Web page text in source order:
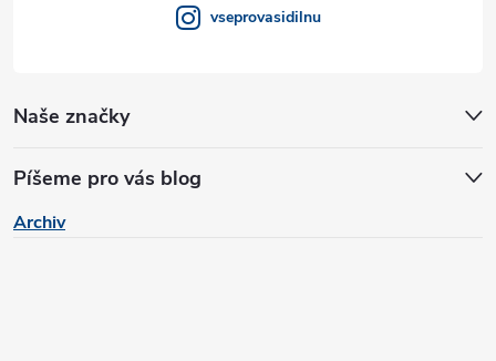
i
s
u
Naše značky
Píšeme pro vás blog
Archiv
vseprovasidilnu